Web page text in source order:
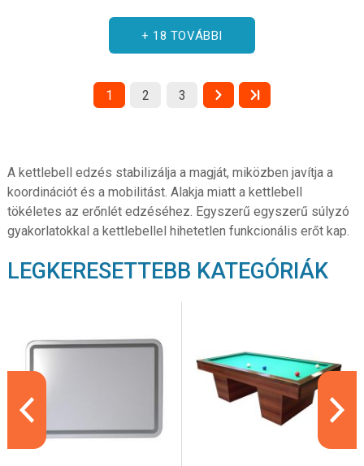
+ 18 TOVÁBBI
1 2 3
A kettlebell edzés stabilizálja a magját, miközben javítja a
koordinációt és a mobilitást. Alakja miatt a kettlebell
tökéletes az erőnlét edzéséhez. Egyszerű egyszerű súlyzó
gyakorlatokkal a kettlebellel hihetetlen funkcionális erőt kap.
LEGKERESETTEBB KATEGÓRIÁK